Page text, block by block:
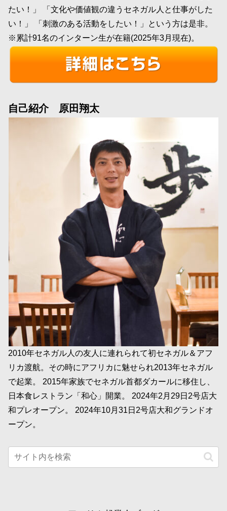
たい！」 「文化や価値観の違うセネガル人と仕事がした
い！」 「刺激のある活動をしたい！」という方は是非。
※累計91名のインターン生が在籍(2025年3月現在)。
自己紹介 原田翔太
2010年セネガル人の友人に連れられて初セネガル＆アフ
リカ渡航。その時にアフリカに魅せられ2013年セネガル
で起業。 2015年家族でセネガル首都ダカールに移住し、
日本食レストラン「和心」開業。 2024年2月29日2号店大
和プレオープン。 2024年10月31日2号店大和グランドオ
ープン。